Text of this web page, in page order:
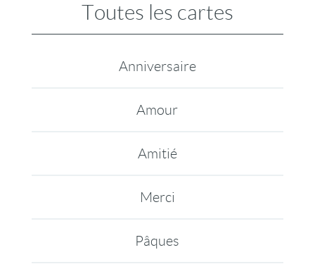
Toutes les cartes
Anniversaire
Amour
Amitié
Merci
Pâques